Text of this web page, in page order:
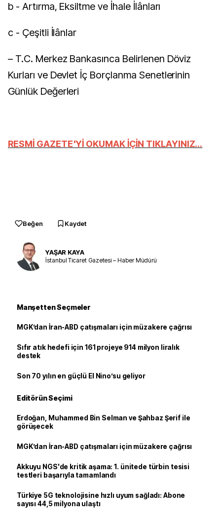
b - Artırma, Eksiltme ve İhale İlânları
c - Çeşitli İlânlar
– T.C. Merkez Bankasınca Belirlenen Döviz
Kurları ve Devlet İç Borçlanma Senetlerinin
Günlük Değerleri
RESMİ GAZETE'Yİ OKUMAK İÇİN TIKLAYINIZ...
Beğen Kaydet
YAŞAR KAYA
İstanbul Ticaret Gazetesi – Haber Müdürü
Manşetten Seçmeler
MGK’dan İran-ABD çatışmaları için müzakere çağrısı
Sıfır atık hedefi için 161 projeye 914 milyon liralık
destek
Son 70 yılın en güçlü El Nino’su geliyor
Editörün Seçimi
Erdoğan, Muhammed Bin Selman ve Şahbaz Şerif ile
görüşecek
MGK’dan İran-ABD çatışmaları için müzakere çağrısı
Akkuyu NGS'de kritik aşama: 1. ünitede türbin tesisi
testleri başarıyla tamamlandı
Türkiye 5G teknolojisine hızlı uyum sağladı: Abone
sayısı 44,5 milyona ulaştı